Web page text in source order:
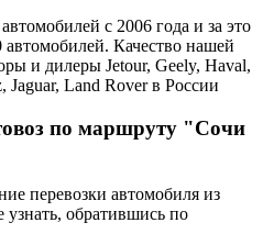
с 2006 года и за это
автомобилей. Качество нашей
и дилеры Jetour, Geely, Haval,
Jaguar, Land Rover в России
по маршруту "Сочи
перевозки автомобиля из
обратившись по